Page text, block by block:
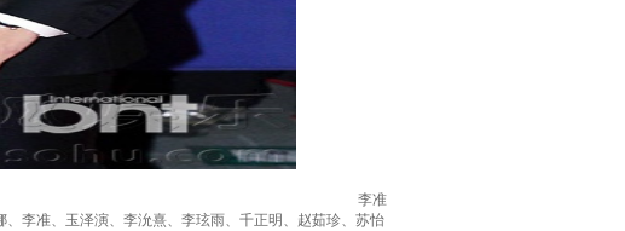
李准
李准、玉泽演、李沇熹、李玹雨、千正明、赵茹珍、苏怡